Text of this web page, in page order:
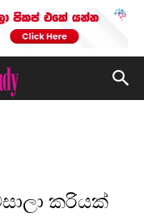
කරියක්